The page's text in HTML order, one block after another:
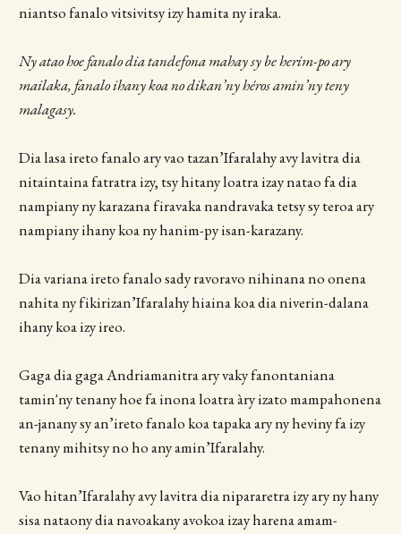
niantso fanalo vitsivitsy izy hamita ny iraka.
Ny atao hoe fanalo dia tandefona mahay sy be herim-po ary
mailaka, fanalo ihany koa no dikan’ny héros amin’ny teny
malagasy.
Dia lasa ireto fanalo ary vao tazan’Ifaralahy avy lavitra dia
nitaintaina fatratra izy, tsy hitany loatra izay natao fa dia
nampiany ny karazana firavaka nandravaka tetsy sy teroa ary
nampiany ihany koa ny hanim-py isan-karazany.
Dia variana ireto fanalo sady ravoravo nihinana no onena
nahita ny fikirizan’Ifaralahy hiaina koa dia niverin-dalana
ihany koa izy ireo.
Gaga dia gaga Andriamanitra ary vaky fanontaniana
tamin'ny tenany hoe fa inona loatra àry izato mampahonena
an-janany sy an’ireto fanalo koa tapaka ary ny heviny fa izy
tenany mihitsy no ho any amin’Ifaralahy.
Vao hitan’Ifaralahy avy lavitra dia nipararetra izy ary ny hany
sisa nataony dia navoakany avokoa izay harena amam-